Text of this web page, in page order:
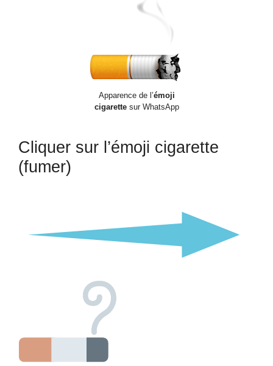
Apparence de l’émoji
cigarette sur WhatsApp
Cliquer sur l’émoji cigarette
(fumer)